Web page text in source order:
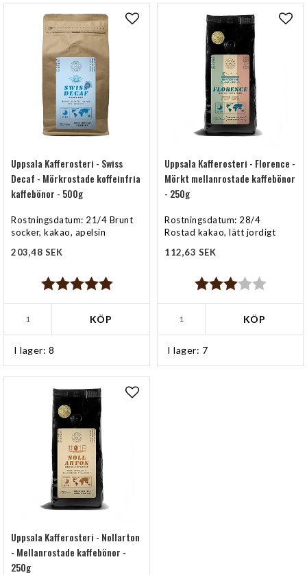
Lägg till i favoritlistan
Uppsala Kafferosteri - Swiss
Decaf - Mörkrostade koffeinfria
kaffebönor - 500g
Rostningsdatum: 21/4 Brunt
socker, kakao, apelsin
203,48 SEK
I lager: 8
Betyg:
5.0 utav 5 stjärnor
KÖP
Uppsala Kafferosteri - Florence -
Mörkt mellanrostade kaffebönor
- 250g
Rostningsdatum: 28/4
Rostad kakao, lätt jordigt
112,63 SEK
I lager: 7
Betyg:
3.0 utav 5
KÖP
Uppsala Kafferosteri - Nollarton
- Mellanrostade kaffebönor -
250g